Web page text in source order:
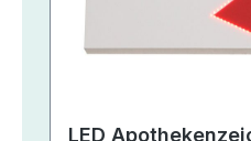
LED